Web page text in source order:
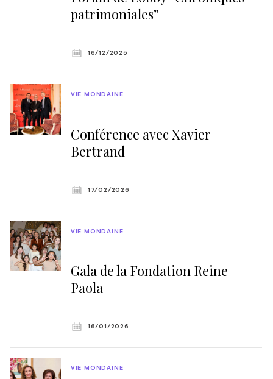
patrimoniales”
16/12/2025
Conférence avec Xavier
Bertrand
VIE MONDAINE
17/02/2026
Gala de la Fondation Reine
Paola
VIE MONDAINE
16/01/2026
VIE MONDAINE